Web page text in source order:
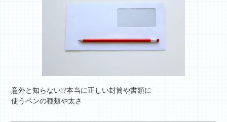
意外と知らない!?本当に正しい封筒や書類に
使うペンの種類や太さ